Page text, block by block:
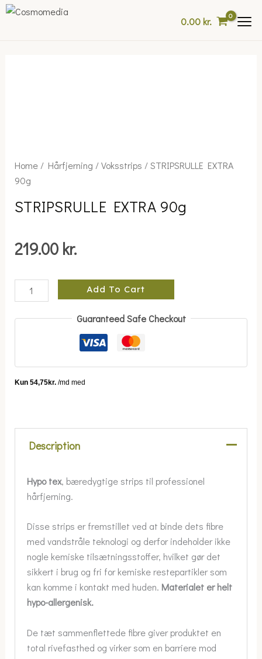
Skip
0.00kr.
Home/ Hårfjerning /Voksstrips / STRIPSRULLE EXTRA
90g
STRIPSRULLE EXTRA 90g
219.00 kr.
STRIPSRULLE
EXTRA
quantity
Add To Cart
Guaranteed Safe Checkout
Description
Hypo tex, bæredygtige strips til professionel
hårfjerning.
Disse strips er fremstillet ved at binde dets fibre
med vandstråle teknologi og derfor indeholder ikke
nogle kemiske tilsætningsstoffer, hvilket gør det
sikkert i brug og fri for kemiske restepartikler som
kan komme i kontakt med huden. Materialet er helt
hypo-allergenisk.
De tæt sammenflettede fibre giver produktet en
total rivefasthed og virker som en barriere mod